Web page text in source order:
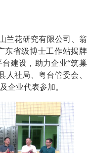
花研究有限公司、翁
东省级博士工作站揭牌
建设，助力企业“筑巢
人社局、粤台管委会、
企业代表参加。